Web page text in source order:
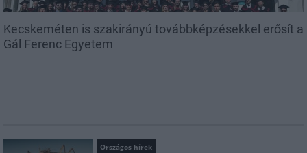
Kecskeméten is szakirányú továbbképzésekkel erősít a
Gál Ferenc Egyetem
Országos hírek